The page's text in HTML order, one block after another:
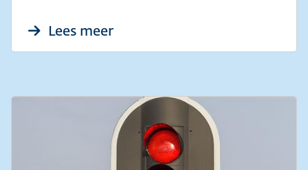
Lees meerover “Een mooi initiatief én